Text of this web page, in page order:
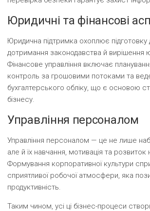
Юридичні та фінансові
Юридична підтримка охоплює підготовку
дотримання законодавства й вирішення
Фінансове управління включає
контроль за грошовими потоками та
бухгалтерського обліку, що є основою
бізнесу.
Управління персоналом
Управління персоналом — це не лише
але й їх навчання, мотивація та розвиток
Формування корпоративної культури
сприятливої робочої атмосфери, яка
продуктивність.
Таким чином, усі ці бізнес-процеси